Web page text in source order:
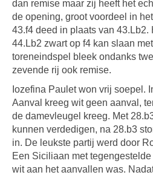
dan remise maar zij heeft het
de opening, groot voordeel in
43.f4 deed in plaats van 43.Lb2.
44.Lb2 zwart op f4 kan slaan
toreneindspel bleek ondanks
zevende rij ook remise.
Iozefina Paulet won vrij soepel.
Aanval kreeg wit geen aanval,
de damevleugel kreeg. Met
kunnen verdedigen, na 28.b3
in. De leukste partij werd door
Een Siciliaan met
wit aan het aanvallen was.